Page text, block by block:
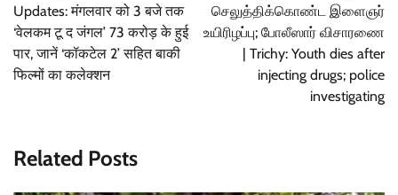
Updates: मंगलवार को 3 बजे तक
‘वेलकम टू द जंगल’ 73 करोड़ के हुई
पार, जानें ‘कॉकटेल 2’ सहित बाकी
फिल्मों का कलेक्शन
செலுத்திக்கொண்ட இளைஞர்
உயிரிழப்பு; போலீஸார் விசாரணை
| Trichy: Youth dies after
injecting drugs; police
investigating
Related Posts